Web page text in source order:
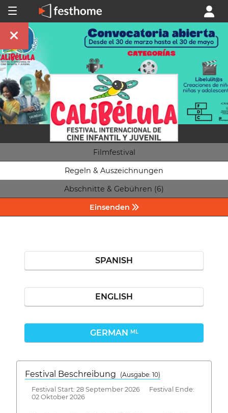
Filmfestival
Regeln & Auszeichnungen
Abschnitte & Gebühren (6)
Einsenden
SPANISH
ENGLISH
GERMAN ML
Festival Beschreibung
(Ausgabe: 10)
Festival Start: 28 September 2026 Festival Ende:
02 Oktober 2026